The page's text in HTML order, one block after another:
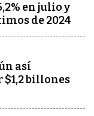
en julio y
de 2024
así
billones